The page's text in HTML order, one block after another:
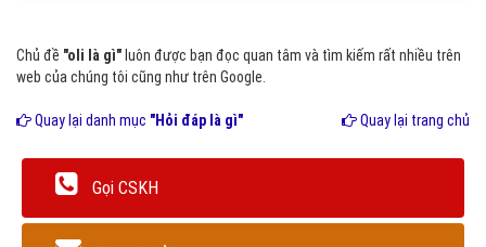
Chủ đề "oli là gì" luôn được bạn đọc quan tâm và tìm kiếm rất nhiều trên
web của chúng tôi cũng như trên Google.
Quay lại danh mục "Hỏi đáp là gì" Quay lại trang chủ
Gọi CSKH